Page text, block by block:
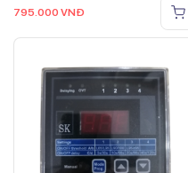
795.000 VNĐ